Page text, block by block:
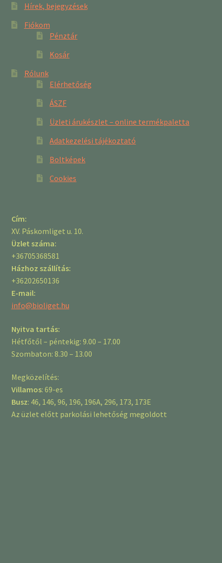
Hírek, bejegyzések
Fiókom
Pénztár
Kosár
Rólunk
Elérhetőség
ÁSZF
Üzleti árukészlet – online termékpaletta
Adatkezelési tájékoztató
Boltképek
Cookies
Cím:
XV. Páskomliget u. 10.
Üzlet száma:
+36705368581
Házhoz szállítás:
+36202650136
E-mail:
info@bioliget.hu
Nyitva tartás:
Hétfőtől – péntekig: 9.00 – 17.00
Szombaton: 8.30 – 13.00
Megközelítés:
Villamos: 69-es
Busz: 46, 146, 96, 196, 196A, 296, 173, 173E
Az üzlet előtt parkolási lehetőség megoldott